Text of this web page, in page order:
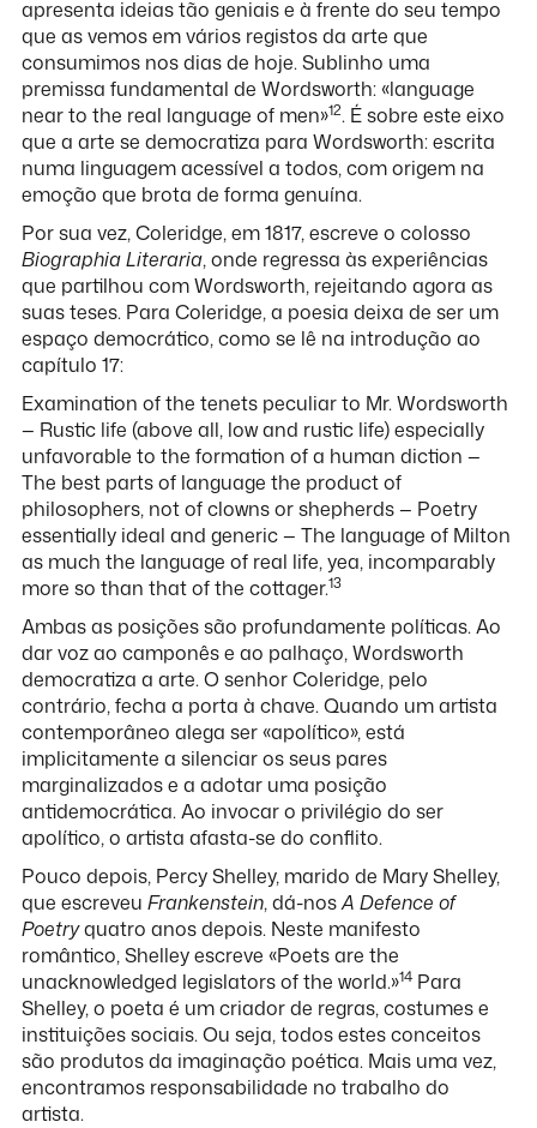
apresenta ideias tão geniais e à frente do seu tempo
que as vemos em vários registos da arte que
consumimos nos dias de hoje. Sublinho uma
premissa fundamental de Wordsworth: «language
near to the real language of men»12. É sobre este eixo
que a arte se democratiza para Wordsworth: escrita
numa linguagem acessível a todos, com origem na
emoção que brota de forma genuína.
Por sua vez, Coleridge, em 1817, escreve o colosso
Biographia Literaria, onde regressa às experiências
que partilhou com Wordsworth, rejeitando agora as
suas teses. Para Coleridge, a poesia deixa de ser um
espaço democrático, como se lê na introdução ao
capítulo 17:
Examination of the tenets peculiar to Mr. Wordsworth
— Rustic life (above all, low and rustic life) especially
unfavorable to the formation of a human diction —
The best parts of language the product of
philosophers, not of clowns or shepherds — Poetry
essentially ideal and generic — The language of Milton
as much the language of real life, yea, incomparably
more so than that of the cottager.13
Ambas as posições são profundamente políticas. Ao
dar voz ao camponês e ao palhaço, Wordsworth
democratiza a arte. O senhor Coleridge, pelo
contrário, fecha a porta à chave. Quando um artista
contemporâneo alega ser «apolítico», está
implicitamente a silenciar os seus pares
marginalizados e a adotar uma posição
antidemocrática. Ao invocar o privilégio do ser
apolítico, o artista afasta-se do conflito.
Pouco depois, Percy Shelley, marido de Mary Shelley,
que escreveu Frankenstein, dá-nosA Defence of
Poetryquatro anos depois. Neste manifesto
romântico, Shelley escreve «Poets are the
unacknowledged legislators of the world.»14 Para
Shelley, o poeta é um criador de regras, costumes e
instituições sociais. Ou seja, todos estes conceitos
são produtos da imaginação poética. Mais uma vez,
encontramos responsabilidade no trabalho do
artista.